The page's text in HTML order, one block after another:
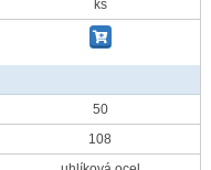
ks
50
108